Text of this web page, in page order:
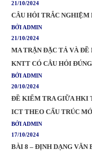
21/10/2024
CÂU HỎI TRẮC NGHIỆM
BỞI ADMIN
21/10/2024
MA TRẬN ĐẶC TẢ VÀ
KNTT CÓ CÂU HỎI
BỞI ADMIN
20/10/2024
ĐỀ KIỂM TRA GIỮA HKI
ICT THEO CẤU TRÚC
BỞI ADMIN
17/10/2024
BÀI 8 – ĐỊNH DẠNG VĂN